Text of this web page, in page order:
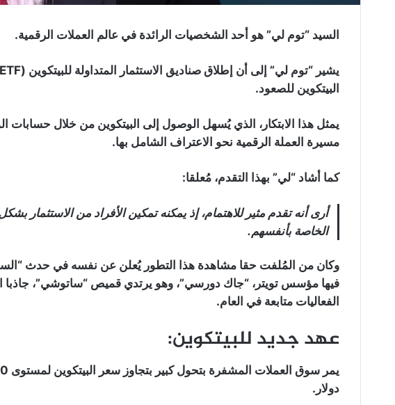
السيد “توم لي” هو أحد الشخصيات الرائدة في عالم العملات الرقمية.
البيتكوين للصعود.
يمثل هذا الابتكار، الذي يُسهل الوصول إلى البيتكوين من خلال حسابات
مسيرة العملة الرقمية نحو الاعتراف الشامل بها.
كما أشاد “لي” بهذا التقدم، مُعلقا:
أرى أنه تقدم مثير للاهتمام، إذ يمكنه تمكين الأفراد من الاستثمار
الخاصة بأنفسهم.
وكان من المُلفت حقا مشاهدة هذا التطور يُعلن عن نفسه في حدث
فيها مؤسس تويتر، “جاك دورسي”، وهو يرتدي قميص “ساتوشي”، جاذبا
الفعاليات متابعة في العام.
عهد جديد للبيتكوين:
دولار.